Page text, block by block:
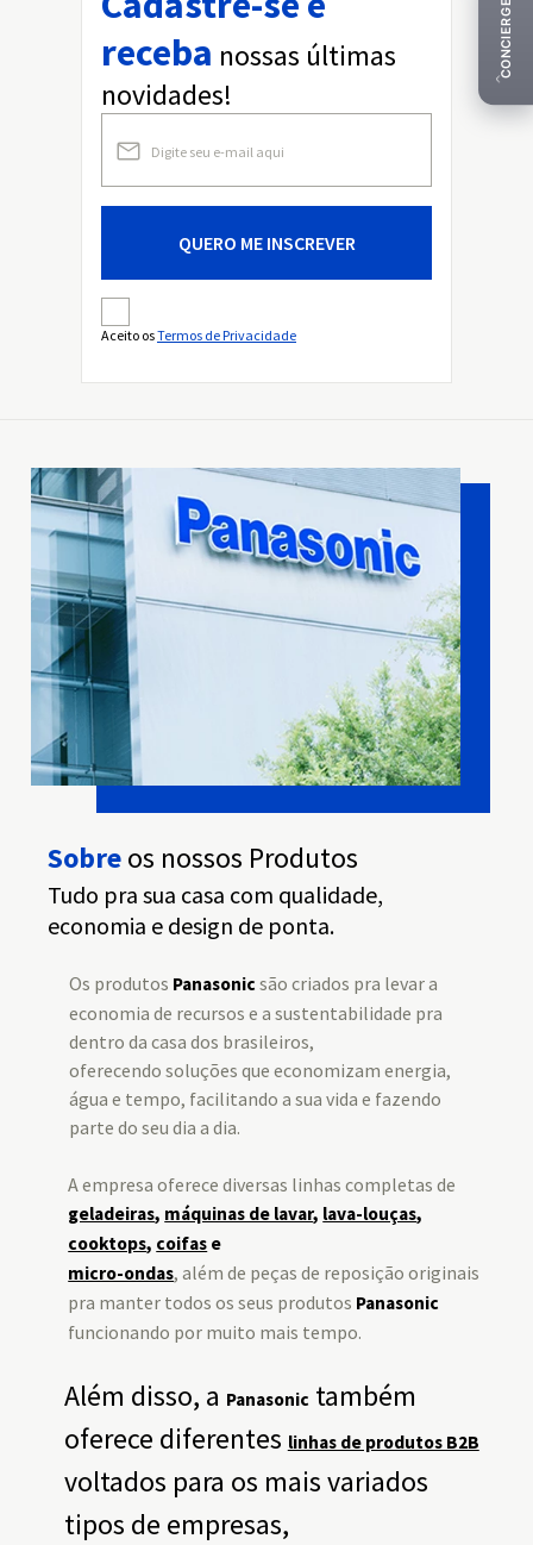
receba nossas últimas
novidades!
QUERO ME INSCREVER
Aceito osTermos de Privacidade
Sobreos nossos Produtos
Tudo pra sua casa com qualidade,
economia e design de ponta.
Os produtos Panasonic são criados pra levar a
economia de recursos e a sustentabilidade pra
dentro da casa dos brasileiros,
oferecendo soluções que economizam energia,
água e tempo, facilitando a sua vida e fazendo
parte do seu dia a dia.
A empresa oferece diversas linhas completas de
geladeiras, máquinas de lavar, lava-louças,
cooktops, coifas e
micro-ondas, além de peças de reposição originais
pra manter todos os seus produtos Panasonic
funcionando por muito mais tempo.
Além disso, a Panasonic também
oferece diferentes linhas de produtos B2B
voltados para os mais variados
tipos de empresas,